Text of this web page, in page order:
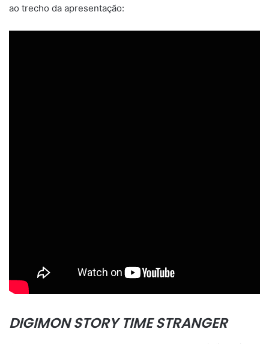
ao trecho da apresentação:
DIGIMON STORY TIME STRANGER